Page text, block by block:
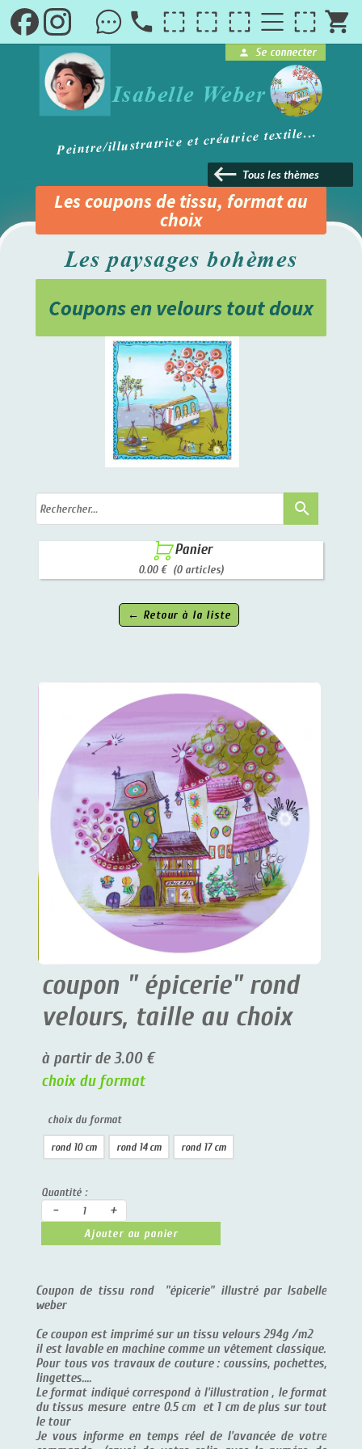
brightness_1
person Se connecter
Isabelle Weber
Peintre/illustratrice et créatrice textile...
Tous les thèmes
keyboard_backspace
Les paysages bohèmes
Coupons en velours tout doux
Les coupons de tissu, format au
choix
search
 Panier
0.00 € (0 articles)
← Retour à la liste
coupon " épicerie" rond
velours, taille au choix
à partir de 3.00 €
choix du format
choix du format
rond 10 cm rond 14 cm rond 17 cm
Quantité :
- +
Ajouter au panier
Coupon de tissu rond "épicerie" illustré par Isabelle
weber
Ce coupon est imprimé sur un tissu velours 294g /m2
il est lavable en machine comme un vêtement classique.
Pour tous vos travaux de couture : coussins, pochettes,
lingettes....
Le format indiqué correspond à l'illustration , le format
du tissus mesure entre 0.5 cm et 1 cm de plus sur tout
le tour
Je vous informe en temps réel de l'avancée de votre
local_phone shopping_cart